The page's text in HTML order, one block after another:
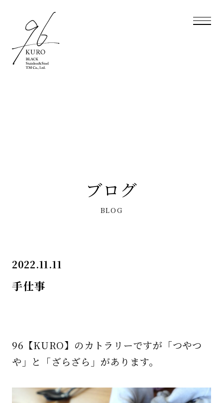
ブログ
BLOG
2022.11.11
手仕事
96【KURO】のカトラリーですが「つやつ
や」と「ざらざら」があります。